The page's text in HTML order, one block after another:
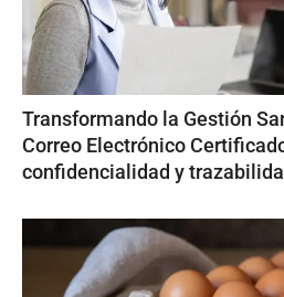
Transformando la Gestión
Correo Electrónico
confidencialidad y